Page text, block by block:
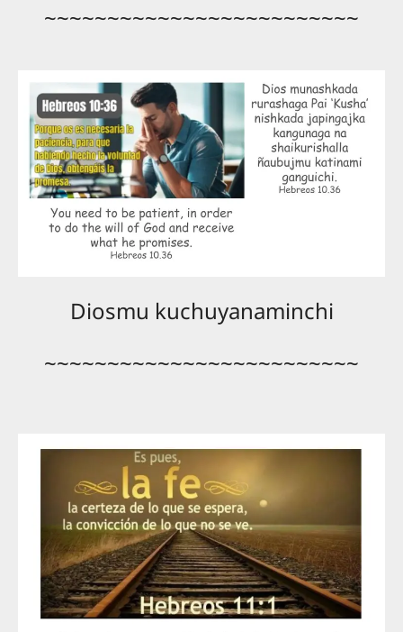
~~~~~~~~~~~~~~~~~~~~~~~~~
Diosmu kuchuyanaminchi
~~~~~~~~~~~~~~~~~~~~~~~~~